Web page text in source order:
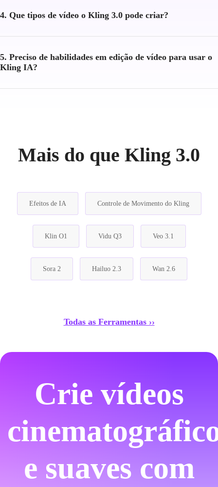
4. Que tipos de vídeo o Kling 3.0 pode criar?
5. Preciso de habilidades em edição de vídeo para usar o
Kling IA?
Mais do que Kling 3.0
Efeitos de IA Controle de Movimento do Kling
Klin O1 Vidu Q3 Veo 3.1
Sora 2 Hailuo 2.3 Wan 2.6
Todas as Ferramentas ››
Crie vídeos
e suaves com